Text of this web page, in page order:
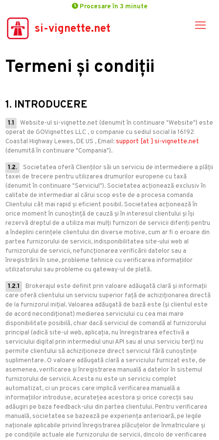
Procesare în 3 minute
si-vignette.net
Termeni și condiții
1. INTRODUCERE
1.1 Website-ul si-vignette.net (denumit în continuare "Website") este
operat de GOVignettes LLC , o companie cu sediul social la16192
Coastal Highway Lewes, DE US , Email: support [at ] si-vignette.net
(denumită în continuare "Compania").
1.2.
Societatea oferă Clienților săi un serviciu de intermediere a plății
taxei de trecere pentru utilizarea drumurilor europene cu taxă
(denumit în continuare "Serviciul"). Societatea acționează exclusiv în
calitate de intermediar al cărui scop este de a procesa comanda
Clientului cât mai rapid și eficient posibil. Societatea acționează în
orice moment în cunoștință de cauză și în interesul clientului și își
rezervă dreptul de a utiliza mai mulți furnizori de servicii diferiți pentru
a îndeplini cerințele clientului din diverse motive, cum ar fi o eroare din
partea furnizorului de servicii, indisponibilitatea site-ului web al
furnizorului de servicii, nefuncționarea verificării datelor sau a
înregistrării în sine, probleme tehnice cu verificarea informațiilor
utilizatorului sau probleme cu gateway-ul de plată.
1.2.1
Brokerajul este definit prin valoare adăugată clară și informații
care oferă clientului un serviciu superior față de achiziționarea directă
de la furnizorul inițial. Valoarea adăugată de bază este (și clientul este
de acord necondiționat) medierea serviciului cu cea mai mare
disponibilitate posibilă, chiar dacă serviciul de comandă al furnizorului
principal (adică site-ul web, aplicația, nu înregistrarea efectivă a
serviciului digital prin intermediul unui API sau al unui serviciu terț) nu
permite clientului să achiziționeze direct serviciul fără cunoștințe
suplimentare. O valoare adăugată clară a serviciului furnizat este, de
asemenea, verificarea și înregistrarea manuală a datelor în sistemul
furnizorului de servicii. Acesta nu este un serviciu complet
automatizat, ci un proces care implică verificarea manuală a
informațiilor introduse, acuratețea acestora și orice corecții sau
adăugiri pe baza feedback-ului din partea clientului. Pentru verificarea
manuală, societatea se bazează pe experiența anterioară, pe legile
naționale aplicabile privind înregistrarea plăcuțelor de înmatriculare și
pe condițiile actuale ale furnizorului de servicii, dincolo de verificarea